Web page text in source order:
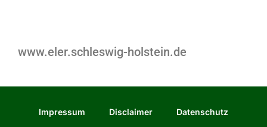
www.eler.schleswig-holstein.de
Impressum Disclaimer Datenschutz